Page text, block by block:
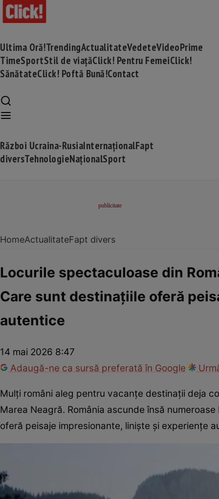
Ultima Oră!TrendingActualitateVedeteVideoPrime
TimeSportStil de viațăClick! Pentru FemeiClick!
SănătateClick! Poftă Bună!Contact
Război Ucraina-RusiaInternaționalFapt
diversTehnologieNaționalSport
HomeActualitateFapt divers
Locurile spectaculoase din
Care sunt destinațiile oferă
autentice
14 mai 2026 8:47
Adaugă-ne ca sursă preferată în Google
Mulți români aleg pentru vacanțe destinații deja
Marea Neagră. România ascunde însă
oferă peisaje impresionante, liniște și experiențe